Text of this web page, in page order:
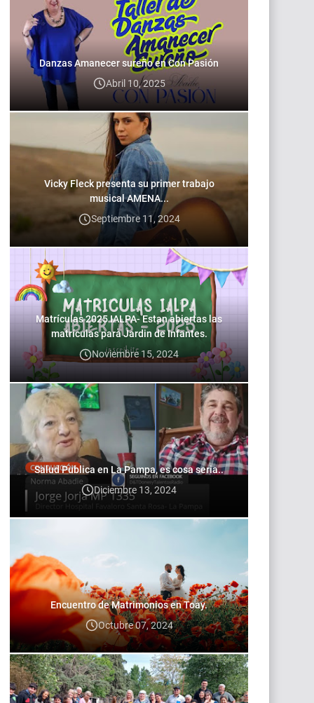
Danzas Amanecer sureño en Con Pasión
Abril 10, 2025
Vicky Fleck presenta su primer trabajo
musical AMENA...
Septiembre 11, 2024
Matrículas 2025 IALPA- Estan abiertas las
matrículas para Jardin de Infantes.
Noviembre 15, 2024
Salud Publica en La Pampa, es cosa seria..
Diciembre 13, 2024
Encuentro de Matrimonios en Toay.
Octubre 07, 2024